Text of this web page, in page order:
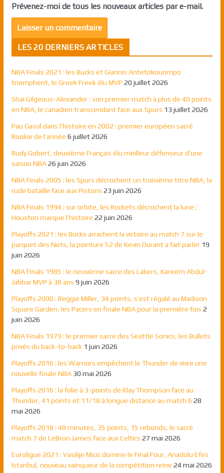
Prévenez-moi de tous les nouveaux articles par e-mail.
LES 20 DERNIERS ARTICLES
NBA Finals 2021 : les Bucks et Giannis Antetokounmpo
triomphent, le Greek Freek élu MVP 20 juillet 2026
Shai Gilgeous-Alexander : son premier match à plus de 40 points
en NBA, le canadien transcendant face aux Spurs 13 juillet 2026
Pau Gasol dans l’histoire en 2002 : premier européen sacré
Rookie de l’année 6 juillet 2026
Rudy Gobert, deuxième Français élu meilleur défenseur d’une
saison NBA 26 juin 2026
NBA Finals 2005 : les Spurs décrochent un troisième titre NBA, la
rude bataille face aux Pistons 23 juin 2026
NBA Finals 1994 : sur orbite, les Rockets décrochent la lune ;
Houston marque l’histoire 22 juin 2026
Playoffs 2021 : les Bucks arrachent la victoire au match 7 sur le
parquet des Nets, la pointure 52 de Kevin Durant a fait parler 19
juin 2026
NBA Finals 1985 : le neuvième sacre des Lakers, Kareem Abdul-
Jabbar MVP à 38 ans 9 juin 2026
Playoffs 2000 : Reggie Miller, 34 points, s’est régalé au Madison
Square Garden, les Pacers en finale NBA pour la première fois 2
juin 2026
NBA Finals 1979 : le premier sacre des Seattle Sonics, les Bullets
privés du back-to-back 1 juin 2026
Playoffs 2016 : les Warriors empêchent le Thunder de vivre une
nouvelle finale NBA 30 mai 2026
Playoffs 2016 : la folie à 3-points de Klay Thompson face au
Thunder, 41 points et 11/18 à longue distance au match 6 28
mai 2026
Playoffs 2018 : 48 minutes, 35 points, 15 rebonds, le sacré
match 7 de LeBron James face aux Celtics 27 mai 2026
Euroligue 2021 : Vasilije Micic domine le Final Four, Anadolu Efes
Istanbul, nouveau vainqueur de la compétition reine 24 mai 2026